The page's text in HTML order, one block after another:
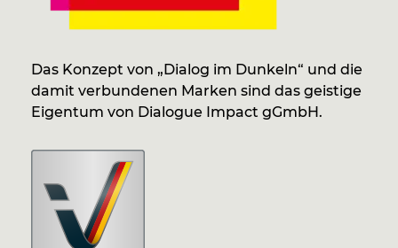
Das Konzept von „Dialog im Dunkeln“ und die
damit verbundenen Marken sind das geistige
Eigentum von Dialogue Impact gGmbH.